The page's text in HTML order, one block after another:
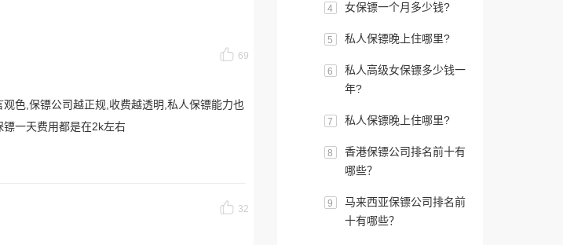
69
色,保镖公司越正规,收费越透明,私人保镖能力也
一天费用都是在2k左右
32
4 女保镖一个月多少钱?
5 私人保镖晚上住哪里?
6
私人高级女保镖多少钱一
年?
7 私人保镖晚上住哪里?
8
香港保镖公司排名前十有
哪些？
9
马来西亚保镖公司排名前
十有哪些？